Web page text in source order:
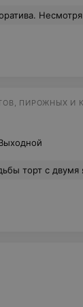
был изготовлен оперативно и
ПИРОЖНЫХ И
Торт превзошел все мои ожидания. Он